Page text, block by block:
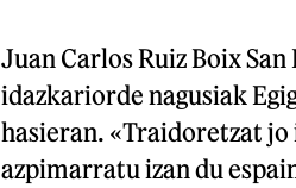
Juan Carlos Ruiz Boix
idazkariorde nagusiak
hasieran. «Traidoretzat jo
azpimarratu izan du